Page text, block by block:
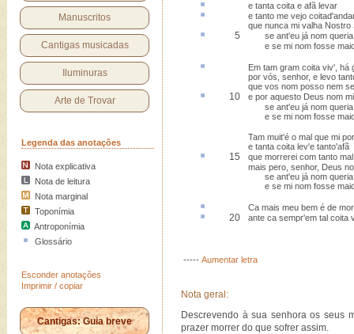
Manuscritos
Cantigas musicadas
Iluminuras
Arte de Trovar
Legenda das anotações
Nota explicativa
Nota de leitura
Nota marginal
Toponímia
Antroponímia
Glossário
Esconder anotações
Imprimir / copiar
Cantigas: Guia breve
e tanta coita e afã levar
e tanto me vejo coitad
que nunca mi valha Nostro
5 se ant'eu já nom
e se mi nom fosse
Em tam gram coita viv', há
por vós, senhor, e levo
que vos nom posso nem
10 e por aquesto Deus nom
se ant'eu já nom queria
e se mi nom fosse
Tam muit'é o mal que mi
e tanta coita lev'e tanto'afã
15
que morrerei com tanto
mais pero, senhor, Deus
se ant'eu já nom queria
e se mi nom fosse
Ca mais meu bem é de
20 ante ca sempr'em tal coita
----- Aumentar letra
Nota geral:
Descrevendo à sua senhora os seus
prazer morrer do que sofrer assim.